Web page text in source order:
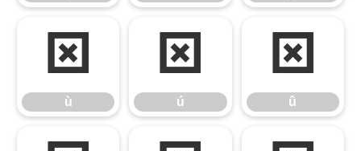
ù
ù
ú
ú
û
û